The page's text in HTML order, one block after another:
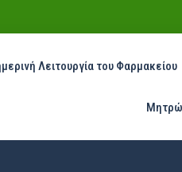
Λειτουργία του Φαρμακείου